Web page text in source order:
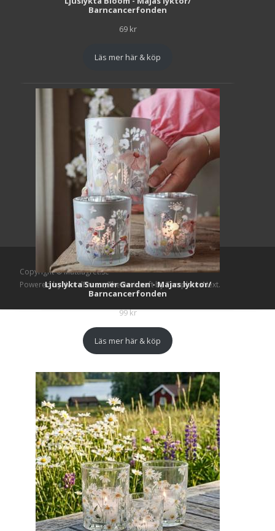
Barncancerfonden
69 kr
Läs mer här & köp
Ljuslykta Summer Garden - Majas lyktor/
Barncancerfonden
99kr
Läs mer här & köp
Copyright © Mattlagret.se
Powered by WordPress, Themei-craftby TemplatesNext.